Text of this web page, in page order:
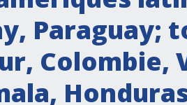
Paraguay;
Colombie,